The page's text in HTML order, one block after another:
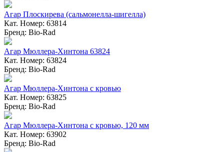
Агар Плоскирева (сальмонелла-шигелла)
Кат. Номер: 63814
Бренд: Bio-Rad
Агар Мюллера-Хинтона 63824
Кат. Номер: 63824
Бренд: Bio-Rad
Агар Мюллера-Хинтона с кровью
Кат. Номер: 63825
Бренд: Bio-Rad
Агар Мюллера-Хинтона с кровью, 120 мм
Кат. Номер: 63902
Бренд: Bio-Rad